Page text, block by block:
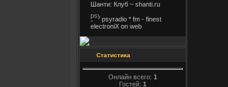
Шанти: Клуб ~ shanti.ru
psyradio * fm - finest
electroniX on web
Статистика
Онлайн всего: 1
Гостей: 1